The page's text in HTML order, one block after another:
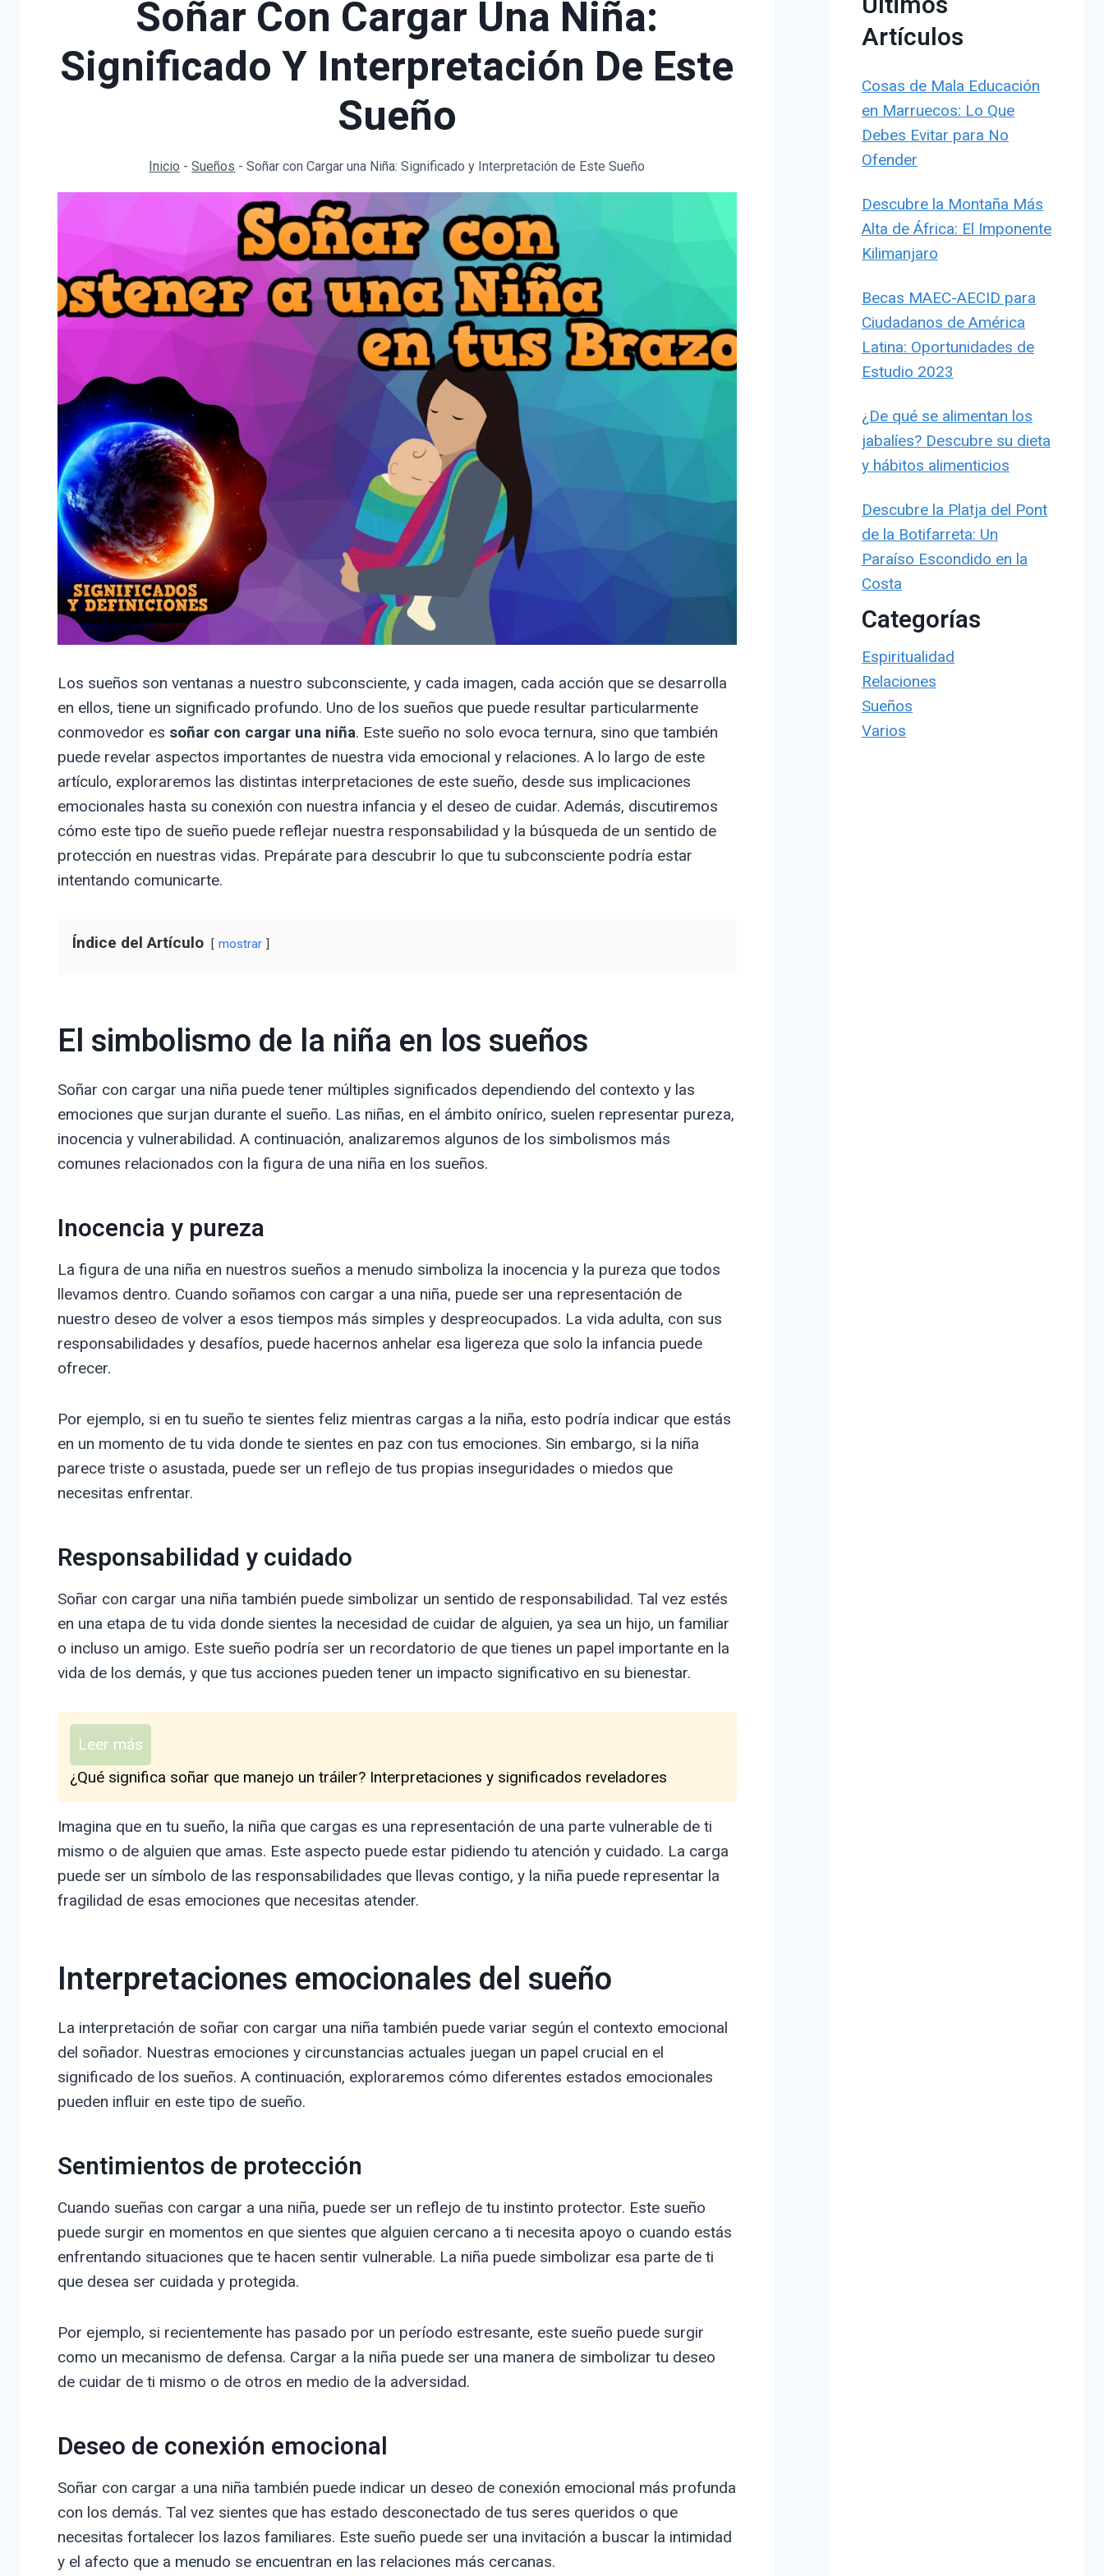
Soñar Con Cargar Una Niña:
Significado Y Interpretación De Este
Sueño
Inicio -Sueños -Soñar con Cargar una Niña: Significado y Interpretación de Este Sueño
Los sueños son ventanas a nuestro subconsciente, y cada imagen, cada acción que se desarrolla
en ellos, tiene un significado profundo. Uno de los sueños que puede resultar particularmente
conmovedor es soñar con cargar una niña. Este sueño no solo evoca ternura, sino que también
puede revelar aspectos importantes de nuestra vida emocional y relaciones. A lo largo de este
artículo, exploraremos las distintas interpretaciones de este sueño, desde sus implicaciones
emocionales hasta su conexión con nuestra infancia y el deseo de cuidar. Además, discutiremos
cómo este tipo de sueño puede reflejar nuestra responsabilidad y la búsqueda de un sentido de
protección en nuestras vidas. Prepárate para descubrir lo que tu subconsciente podría estar
intentando comunicarte.
Índice del Artículo mostrar
El simbolismo de la niña en los sueños
Soñar con cargar una niña puede tener múltiples significados dependiendo del contexto y las
emociones que surjan durante el sueño. Las niñas, en el ámbito onírico, suelen representar pureza,
inocencia y vulnerabilidad. A continuación, analizaremos algunos de los simbolismos más
comunes relacionados con la figura de una niña en los sueños.
Inocencia y pureza
La figura de una niña en nuestros sueños a menudo simboliza la inocencia y la pureza que todos
llevamos dentro. Cuando soñamos con cargar a una niña, puede ser una representación de
nuestro deseo de volver a esos tiempos más simples y despreocupados. La vida adulta, con sus
responsabilidades y desafíos, puede hacernos anhelar esa ligereza que solo la infancia puede
ofrecer.
Por ejemplo, si en tu sueño te sientes feliz mientras cargas a la niña, esto podría indicar que estás
en un momento de tu vida donde te sientes en paz con tus emociones. Sin embargo, si la niña
parece triste o asustada, puede ser un reflejo de tus propias inseguridades o miedos que
necesitas enfrentar.
Responsabilidad y cuidado
Soñar con cargar una niña también puede simbolizar un sentido de responsabilidad. Tal vez estés
en una etapa de tu vida donde sientes la necesidad de cuidar de alguien, ya sea un hijo, un familiar
o incluso un amigo. Este sueño podría ser un recordatorio de que tienes un papel importante en la
vida de los demás, y que tus acciones pueden tener un impacto significativo en su bienestar.
Leer más
¿Qué significa soñar que manejo un tráiler? Interpretaciones y significados reveladores
Imagina que en tu sueño, la niña que cargas es una representación de una parte vulnerable de ti
mismo o de alguien que amas. Este aspecto puede estar pidiendo tu atención y cuidado. La carga
puede ser un símbolo de las responsabilidades que llevas contigo, y la niña puede representar la
fragilidad de esas emociones que necesitas atender.
Interpretaciones emocionales del sueño
La interpretación de soñar con cargar una niña también puede variar según el contexto emocional
del soñador. Nuestras emociones y circunstancias actuales juegan un papel crucial en el
significado de los sueños. A continuación, exploraremos cómo diferentes estados emocionales
pueden influir en este tipo de sueño.
Sentimientos de protección
Cuando sueñas con cargar a una niña, puede ser un reflejo de tu instinto protector. Este sueño
puede surgir en momentos en que sientes que alguien cercano a ti necesita apoyo o cuando estás
enfrentando situaciones que te hacen sentir vulnerable. La niña puede simbolizar esa parte de ti
que desea ser cuidada y protegida.
Por ejemplo, si recientemente has pasado por un período estresante, este sueño puede surgir
como un mecanismo de defensa. Cargar a la niña puede ser una manera de simbolizar tu deseo
de cuidar de ti mismo o de otros en medio de la adversidad.
Deseo de conexión emocional
Soñar con cargar a una niña también puede indicar un deseo de conexión emocional más profunda
con los demás. Tal vez sientes que has estado desconectado de tus seres queridos o que
necesitas fortalecer los lazos familiares. Este sueño puede ser una invitación a buscar la intimidad
y el afecto que a menudo se encuentran en las relaciones más cercanas.
Artículos
Cosas de Mala Educación
en Marruecos: Lo Que
Debes Evitar para No
Ofender
Descubre la Montaña Más
Alta de África: El Imponente
Kilimanjaro
Becas MAEC-AECID para
Ciudadanos de América
Latina: Oportunidades de
Estudio 2023
¿De qué se alimentan los
jabalíes? Descubre su dieta
y hábitos alimenticios
Descubre la Platja del Pont
de la Botifarreta: Un
Paraíso Escondido en la
Costa
Categorías
Espiritualidad
Relaciones
Sueños
Varios